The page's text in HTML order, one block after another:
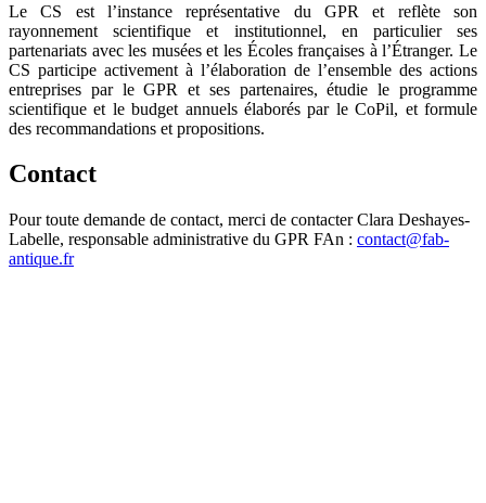
Le CS est l’instance représentative du GPR et reflète son
rayonnement scientifique et institutionnel, en particulier ses
partenariats avec les musées et les Écoles françaises à l’Étranger. Le
CS participe activement à l’élaboration de l’ensemble des actions
entreprises par le GPR et ses partenaires, étudie le programme
scientifique et le budget annuels élaborés par le CoPil, et formule
des recommandations et propositions.
Contact
Pour toute demande de contact, merci de contacter Clara Deshayes-
Labelle, responsable administrative du GPR FAn : contact@fab-
antique.fr